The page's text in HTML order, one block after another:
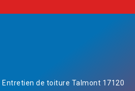
Entretien de toiture Talmont 17120